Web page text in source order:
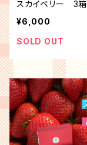
スカイベリー 3箱
¥6,000
SOLD OUT